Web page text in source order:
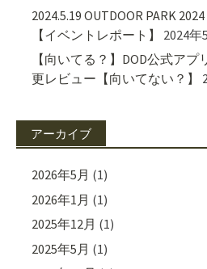
2024.5.19 OUTDOOR PARK
【イベントレポート】
2024年
【向いてる？】DOD公式アプ
更レビュー【向いてない？】
アーカイブ
2026年5月 (1)
2026年1月 (1)
2025年12月 (1)
2025年5月 (1)